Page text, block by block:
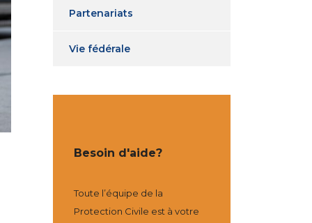
Partenariats
Vie fédérale
Besoin d'aide?
Toute l’équipe de la
Protection Civile est à votre